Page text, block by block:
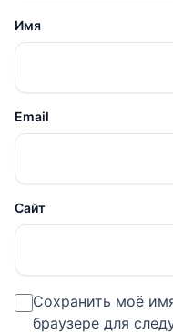
Имя
Email
Сайт
Сохранить моё
браузере для